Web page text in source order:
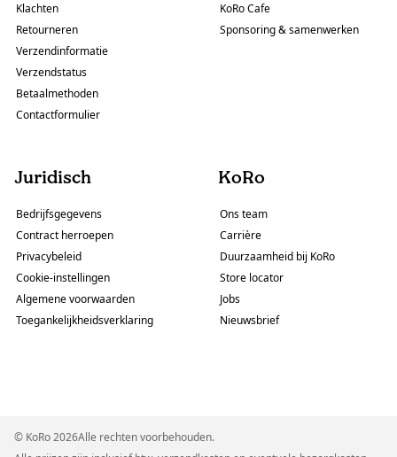
Klachten
Retourneren
Verzendinformatie
Verzendstatus
Betaalmethoden
Contactformulier
KoRo Cafe
Sponsoring & samenwerken
Juridisch
Bedrijfsgegevens
Contract herroepen
Privacybeleid
Cookie-instellingen
Algemene voorwaarden
Toegankelijkheidsverklaring
KoRo
Ons team
Carrière
Duurzaamheid bij KoRo
Store locator
Jobs
Nieuwsbrief
© KoRo 2026Alle rechten voorbehouden.